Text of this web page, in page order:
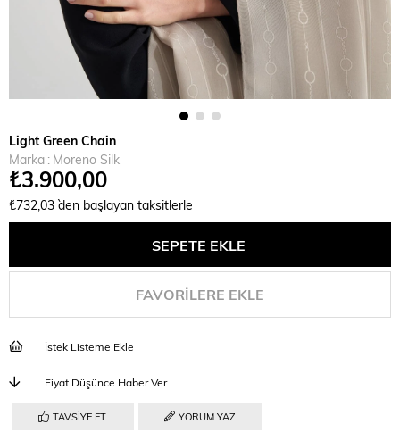
Light Green Chain
Marka : Moreno Silk
₺3.900,00
₺732,03 `den başlayan taksitlerle
FAVORILERE EKLE
İstek Listeme Ekle
Fiyat Düşünce Haber Ver
TAVSIYE ET YORUM YAZ